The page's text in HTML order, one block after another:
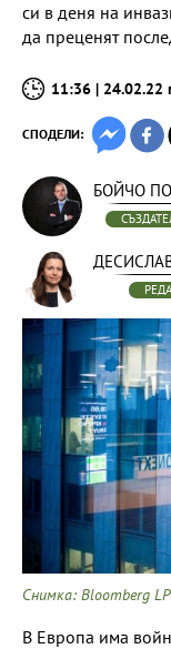
си в деня на
да преценят
11:36 | 24.02.22
СПОДЕЛИ:
БОЙЧО
Снимка: Bloomberg LP
В Европа има